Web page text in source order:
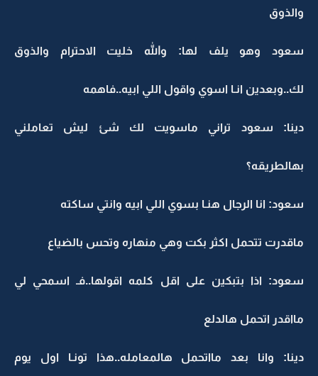
والذوق
سعود وهو يلف لها: والله خليت الاحترام والذوق
لك..وبعدين انـا اسوي واقول اللي ابيه..فاهمه
دينا: سعود تراني ماسويت لك شئ ليش تعاملني
بهالطريقه؟
سعود: انا الرجال هنـا بسوي اللي ابيه وانتي ساكته
ماقدرت تتحمل اكثر بكت وهي منهاره وتحس بالضياع
سعود: اذا بتبكين على اقل كلمه اقولها..فـ اسمحي لي
مااقدر اتحمل هالدلع
دينا: وانا بعد مااتحمل هالمعامله..هذا تونـا اول يوم